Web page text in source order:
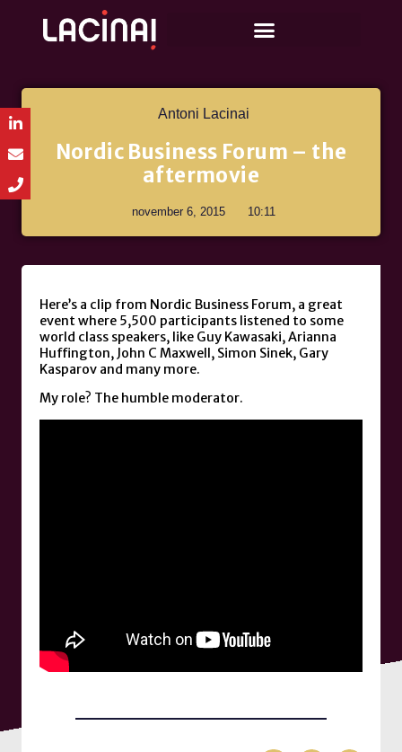
Antoni Lacinai
Nordic Business Forum – the
aftermovie
november 6, 2015 10:11
Here’s a clip from Nordic Business Forum, a great
event where 5,500 participants listened to some
world class speakers, like Guy Kawasaki, Arianna
Huffington, John C Maxwell, Simon Sinek, Gary
Kasparov and many more.
My role? The humble moderator.